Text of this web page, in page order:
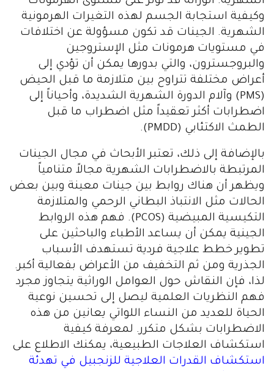
وكيفية استجابة الجسم لهذه التغيرات الهرمونية
الشهرية. الجينات قد تكون مسؤولة عن اختلافات
في مستويات هرمونات مثل الإستروجين
والبروجسترون، والتي بدورها يمكن أن تؤدي إلى
أعراض مختلفة تتراوح بين متلازمة ما قبل الحيض
(PMS) وآلام الدورة الشهرية الشديدة، وأحياناً إلى
اضطرابات أكثر تعقيداً مثل اضطراب ما قبل
الطمث الاكتئابي (PMDD).
بالإضافة إلى ذلك، تعتبر الأبحاث في مجال الجينات
المرتبطة بالاضطرابات الشهرية مجالاً متنامياً
ويظهر أن هناك روابط بين جينات معينة وبين بعض
الحالات مثل الانتباذ البطاني الرحمي والمتلازمة
التكيسية المبيضية (PCOS). فهم هذه الروابط
الجينية يمكن أن يساعد الأطباء والباحثين على
تطوير خطط علاجية فردية تستهدف الأسباب
الجذرية ومن ثم التخفيف من الأعراض بفعالية أكبر.
لذا، فإن النقاش حول العوامل الوراثية يتجاوز مجرد
فهم النظريات العلمية ليصل إلى تحسين نوعية
الحياة للعديد من النساء اللواتي يعانين من هذه
الاضطرابات بشكل متكرر. لمعرفة كيفية
استكشاف العلاجات الطبيعية، يمكنك الاطلاع على
استكشاف القدرات العلاجية للزنجبيل في تهدئة